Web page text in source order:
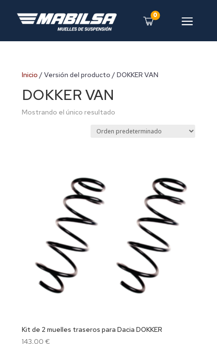
0 a
Inicio / Versión del producto / DOKKER VAN
DOKKER VAN
Mostrando el único resultado
Kit de 2 muelles traseros para Dacia DOKKER
143,00 €